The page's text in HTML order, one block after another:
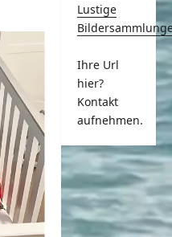
Lustige
Ihre Url
hier?
Kontakt
aufnehmen.